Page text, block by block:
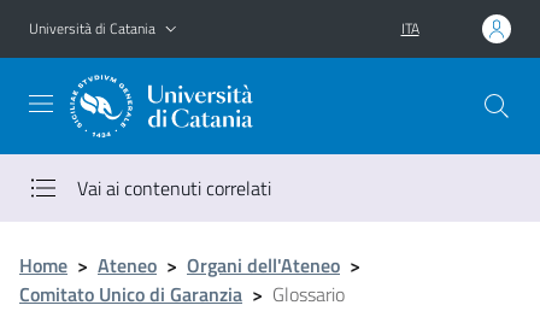
Vai al contenuto principale
Vai al menu di navigazione
Università di Catania ITA
Vai ai contenuti correlati
Home > Ateneo > Organi dell'Ateneo >
Comitato Unico di Garanzia > Glossario